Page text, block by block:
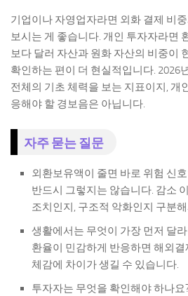
기업이나 자영업자라면 외화 결제 비
보시는 게 좋습니다. 개인 투자자라면
보다 달러 자산과 원화 자산의 비중이
확인하는 편이 더 현실적입니다. 2026
전체의 기초 체력을 보는 지표이지, 개
응해야 할 경보음은 아닙니다.
자주 묻는 질문
외환보유액이 줄면 바로 위험 신
반드시 그렇지는 않습니다. 감소
조치인지, 구조적 악화인지 구분
생활에서는 무엇이 가장 먼저 달
환율이 민감하게 반응하면 해외결
체감에 차이가 생길 수 있습니다.
투자자는 무엇을 확인해야 하나요